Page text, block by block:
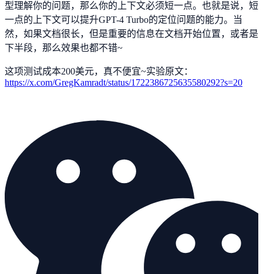
型理解你的问题，那么你的上下文必须短一点。也就是说，短
一点的上下文可以提升GPT-4 Turbo的定位问题的能力。当
然，如果文档很长，但是重要的信息在文档开始位置，或者是
下半段，那么效果也都不错~
这项测试成本200美元，真不便宜~实验原文：
https://x.com/GregKamradt/status/1722386725635580292?s=20